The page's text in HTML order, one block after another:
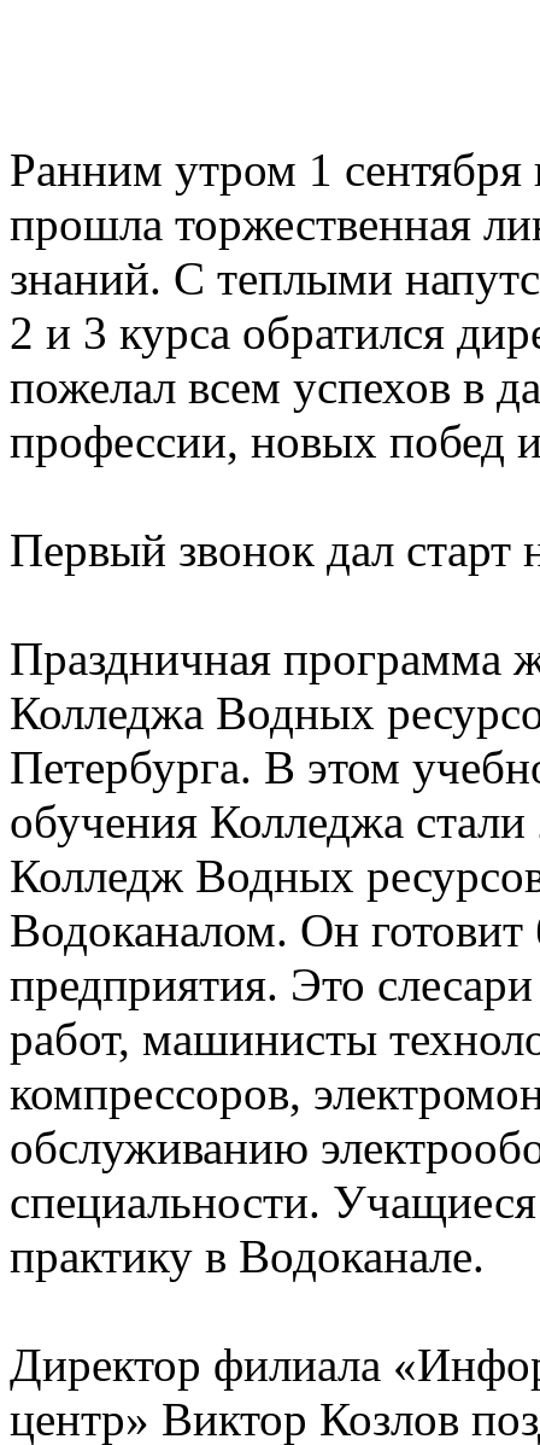
Ранним утром 1
прошла торжественная
знаний. С теплыми
2 и 3 курса обратился
пожелал всем успехов в
профессии, новых побед
Первый звонок дал
Праздничная программа
Колледжа Водных
Петербурга. В этом
обучения Колледжа стали
Колледж Водных
Водоканалом. Он
предприятия. Это
работ, машинисты
компрессоров,
обслуживанию
специальности.
практику в Водоканале.
Директор филиала
центр» Виктор Козлов